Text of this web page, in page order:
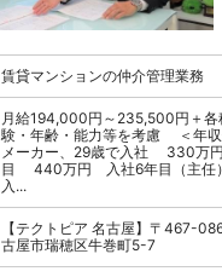
賃貸マンションの仲介管理業務
月給194,000円～235,500円＋
験・年齢・能力等を考慮 ＜年
メーカー、29歳で入社 330万
目 440万円 入社6年目（主任
入...
【テクトピア 名古屋】〒467-
古屋市瑞穂区牛巻町5-7